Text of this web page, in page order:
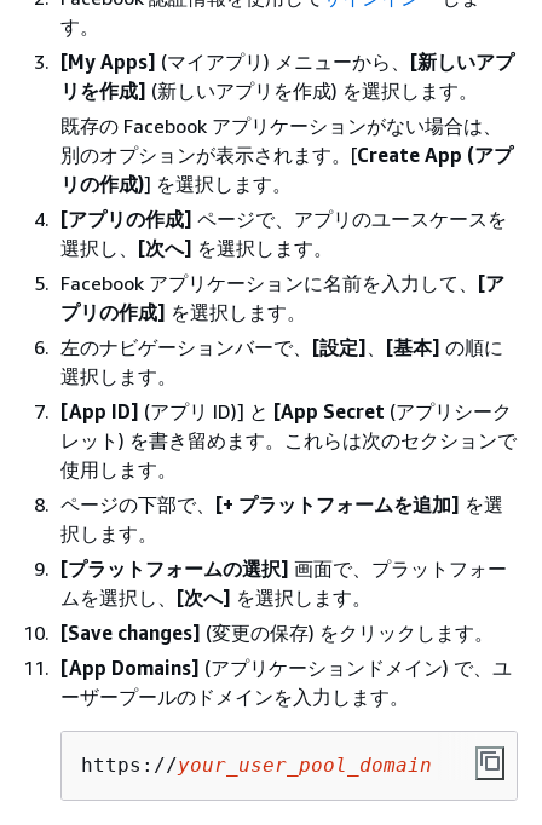
す。
[My Apps] (マイアプリ) メニューから、 [新しいアプ
リを作成] (新しいアプリを作成) を選択します。
既存の Facebook アプリケーションがない場合は、
別のオプションが表示されます。[Create App (アプ
リの作成)] を選択します。
[アプリの作成] ページで、アプリのユースケースを
選択し、 [次へ] を選択します。
Facebook アプリケーションに名前を入力して、 [ア
プリの作成] を選択します。
左のナビゲーションバーで、 [設定] [基本] の順に
選択します。
[App ID] (アプリ ID)] と [App Secret (アプリシーク
レット) を書き留めます。これらは次のセクションで
使用します。
ページの下部で、 [+ プラットフォームを追加] を選
択します。
[プラットフォームの選択] 画面で、プラットフォー
ムを選択し、 [次へ] を選択します。
[Save changes] (変更の保存) をクリックします。
[App Domains] (アプリケーションドメイン) で、ユ
ーザープールのドメインを入力します。
https://your_user_pool_domain